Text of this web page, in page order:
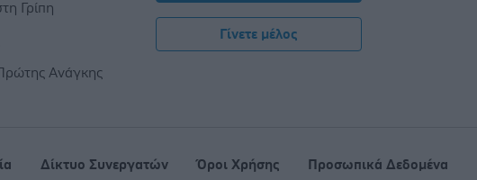
Γρίπη
Ανάγκης
Γίνετε μέλος
Δίκτυο Συνεργατών Όροι Χρήσης Προσωπικά Δεδομένα